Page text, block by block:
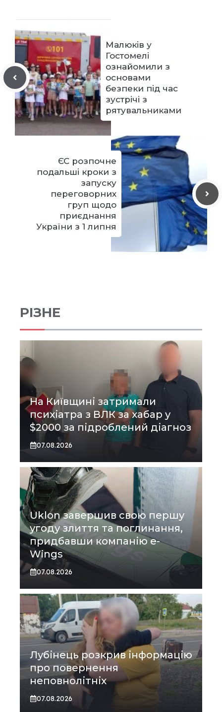
Малюків у
Гостомелі
ознайомили з
основами
безпеки під час
зустрічі з
рятувальниками
ЄС розпочне
подальші кроки з
запуску
переговорних
груп щодо
приєднання
України з 1 липня
РІЗНЕ
На Київщині затримали
психіатра з ВЛК за хабар у
$2000 за підроблений діагноз
07.08.2026
Uklon завершив свою першу
угоду злиття та поглинання,
придбавши компанію e-
Wings
07.08.2026
Лубінець розкрив інформацію
про повернення
неповнолітніх
07.08.2026